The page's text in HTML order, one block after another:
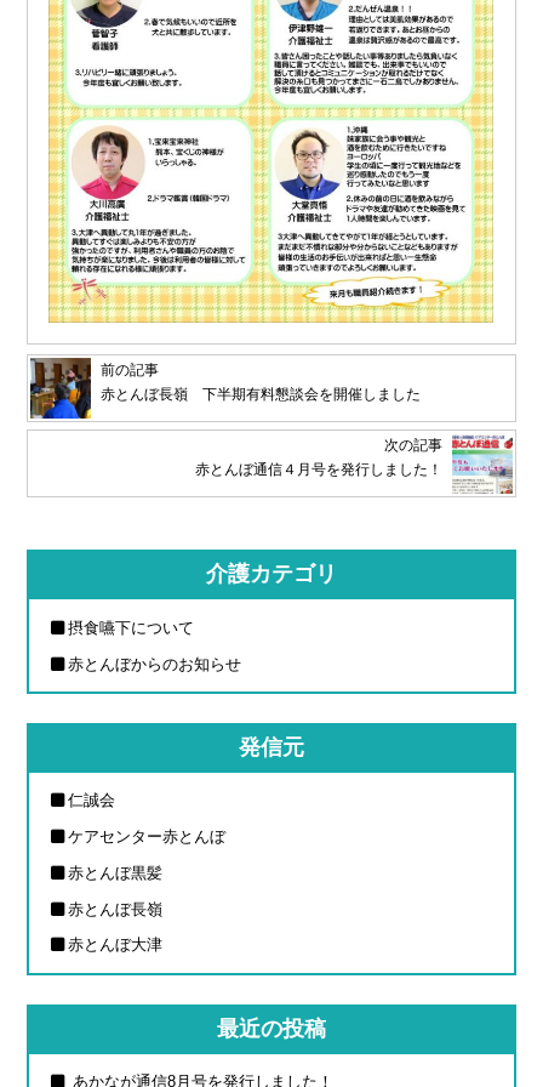
前の記事
赤とんぼ長嶺 下半期有料懇談会を開催しました
次の記事
赤とんぼ通信４月号を発行しました！
介護カテゴリ
摂食嚥下について
赤とんぼからのお知らせ
発信元
仁誠会
ケアセンター赤とんぼ
赤とんぼ黒髪
赤とんぼ長嶺
赤とんぼ大津
最近の投稿
あかなが通信8月号を発行しました！